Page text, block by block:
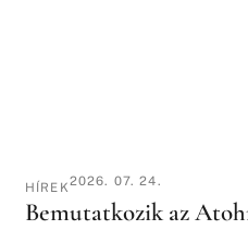
HÍREK2026. 07. 24.
Bemutatkozik az